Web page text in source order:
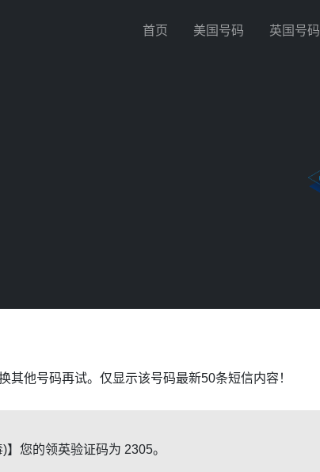
首页 美国号码 英国号码
他号码再试。仅显示该号码最新50条短信内容！
)】您的领英验证码为 2305。